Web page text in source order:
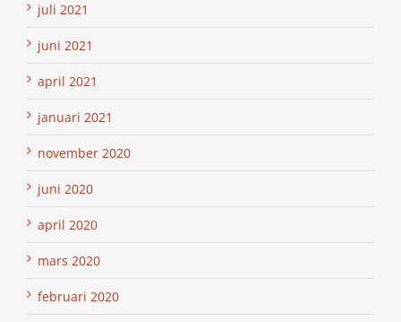
juli 2021
juni 2021
april 2021
januari 2021
november 2020
juni 2020
april 2020
mars 2020
februari 2020